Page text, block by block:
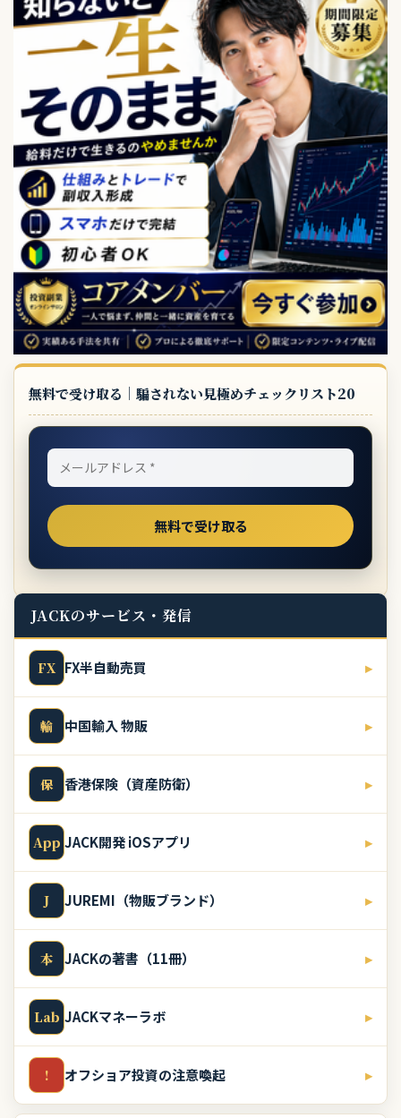
無料で受け取る｜騙されない見極めチェックリスト20
JACKのサービス・発信
FX FX半自動売買 ▸
輸 中国輸入 物販 ▸
保 香港保険（資産防衛） ▸
App JACK開発 iOSアプリ ▸
J JUREMI（物販ブランド） ▸
本 JACKの著書（11冊） ▸
Lab JACKマネーラボ ▸
! オフショア投資の注意喚起 ▸